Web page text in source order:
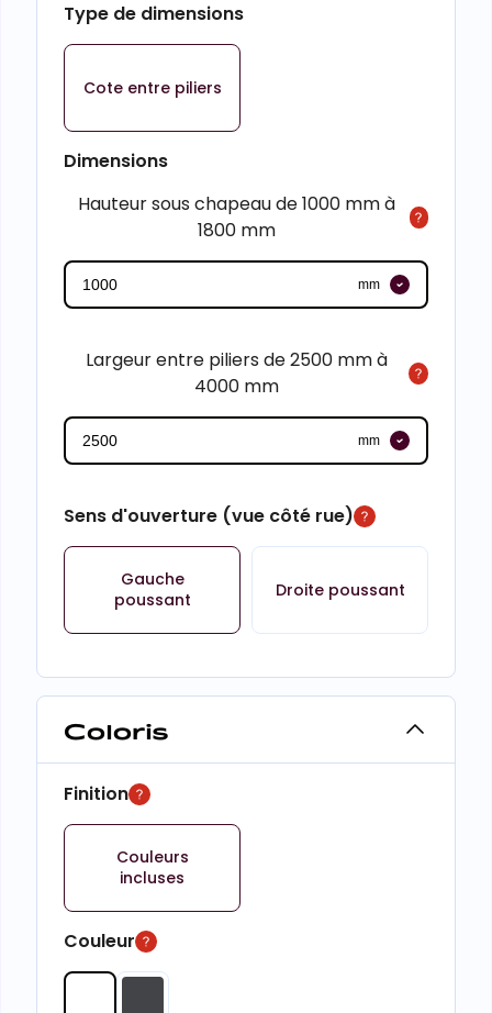
Type de dimensions
Cote entre piliers
Dimensions
Hauteur sous chapeau de 1000 mm à
1800 mm
mm
Largeur entre piliers de 2500 mm à
4000 mm
mm
Sens d'ouverture (vue côté rue)
Gauche
poussant
Droite poussant
Coloris
Finition
Couleurs
incluses
Couleur